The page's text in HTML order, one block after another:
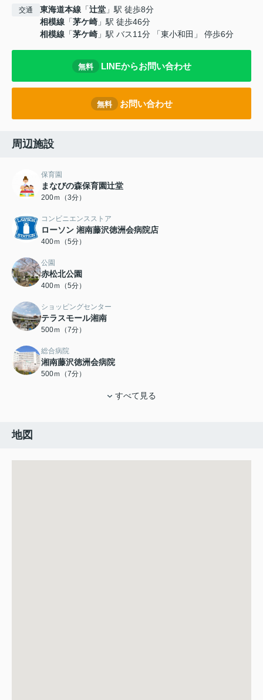
交通 東海道本線 「辻堂 」駅 徒歩8分
相模線 「茅ケ崎 」駅 徒歩46分
相模線 「茅ケ崎 」駅 バス11分 「東小和田」 停歩6分
無料 LINEからお問い合わせ
無料 お問い合わせ
周辺施設
保育園
まなびの森保育園辻堂
200ｍ（3分）
コンビニエンスストア
ローソン 湘南藤沢徳洲会病院店
400ｍ（5分）
公園
赤松北公園
400ｍ（5分）
ショッピングセンター
テラスモール湘南
500ｍ（7分）
総合病院
湘南藤沢徳洲会病院
500ｍ（7分）
すべて見る
地図